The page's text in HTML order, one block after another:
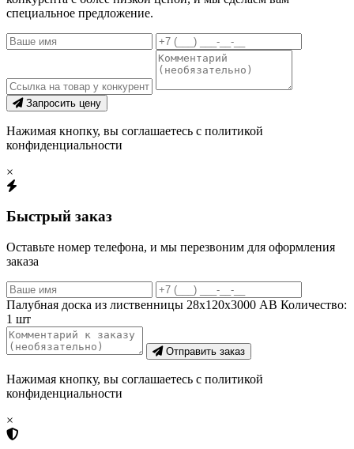
специальное предложение.
Запросить цену
Нажимая кнопку, вы соглашаетесь с политикой
конфиденциальности
×
Быстрый заказ
Оставьте номер телефона, и мы перезвоним для оформления
заказа
Палубная доска из лиственницы 28х120х3000 AB Количество:
1 шт
Отправить заказ
Нажимая кнопку, вы соглашаетесь с политикой
конфиденциальности
×